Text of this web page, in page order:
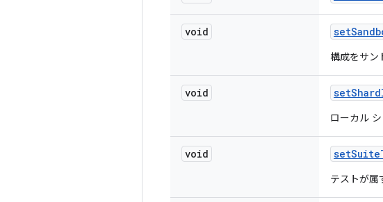
void set
構成をサン
void setShard
ローカル
void setSuite
テストが属